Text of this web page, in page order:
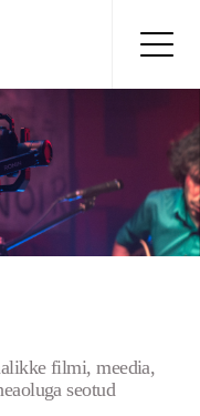
filmi, meedia,
seotud